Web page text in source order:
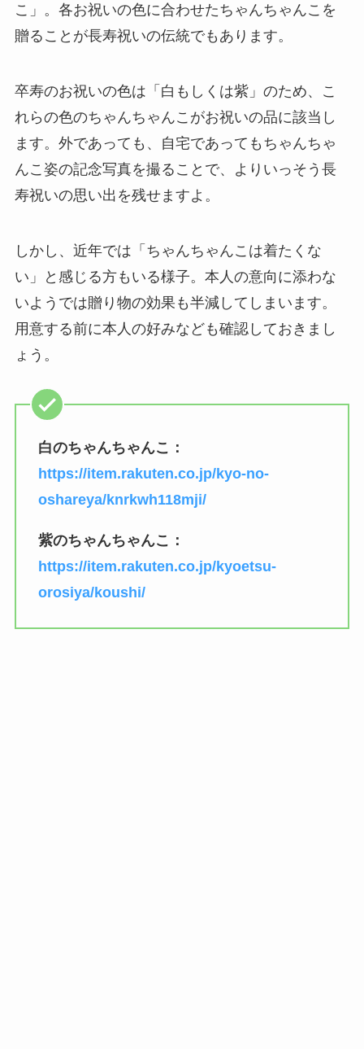
こ」。各お祝いの色に合わせたちゃんちゃんこを
贈ることが長寿祝いの伝統でもあります。
卒寿のお祝いの色は「白もしくは紫」のため、こ
れらの色のちゃんちゃんこがお祝いの品に該当し
ます。外であっても、自宅であってもちゃんちゃ
んこ姿の記念写真を撮ることで、よりいっそう長
寿祝いの思い出を残せますよ。
しかし、近年では「ちゃんちゃんこは着たくな
い」と感じる方もいる様子。本人の意向に添わな
いようでは贈り物の効果も半減してしまいます。
用意する前に本人の好みなども確認しておきまし
ょう。
白のちゃんちゃんこ：
https://item.rakuten.co.jp/kyo-no-
oshareya/knrkwh118mji/
紫のちゃんちゃんこ：
https://item.rakuten.co.jp/kyoetsu-
orosiya/koushi/